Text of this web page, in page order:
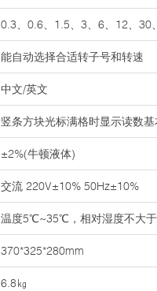
0.3、0.6、1.5、3、6、12、30
能自动选择合适转子号和转速
中文/英文
竖条方块光标满格时显示读数
±2%(牛顿液体)
交流 220V±10% 50Hz±10%
温度5℃~35℃，相对湿度不大
370*325*280mm
6.8㎏